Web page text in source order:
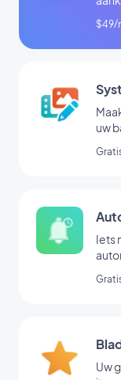
$49/
uw
Iets
Uw